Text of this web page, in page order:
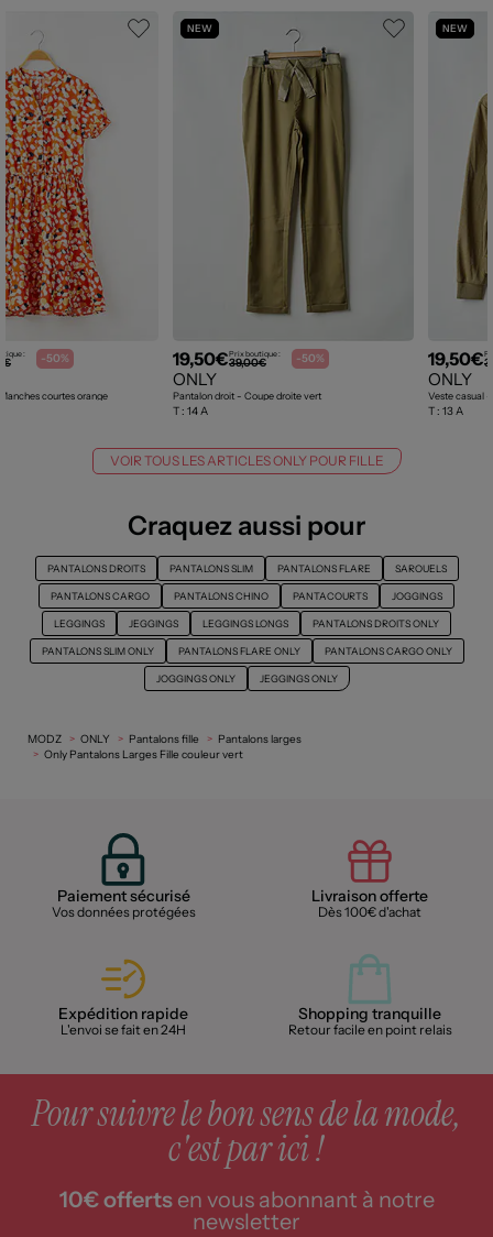
: -50%
courtes orange
NEW
19,50€Prix boutique :
39,00€ -50%
ONLY
Pantalon droit - Coupe droite vert
T : 14 A
NEW
19,50€
ONLY
Veste casual
T : 13 A
VOIR TOUS LES ARTICLES ONLY POUR FILLE
Craquez aussi pour
PANTALONS DROITS PANTALONS SLIM PANTALONS FLARE SAROUELS
PANTALONS CARGO PANTALONS CHINO PANTACOURTS JOGGINGS
LEGGINGS JEGGINGS LEGGINGS LONGS PANTALONS DROITS ONLY
PANTALONS SLIM ONLY PANTALONS FLARE ONLY PANTALONS CARGO ONLY
JOGGINGS ONLY JEGGINGS ONLY
MODZ ONLY Pantalons fille
Pantalons larges
Only Pantalons Larges Fille couleur vert
Paiement sécurisé
Vos données protégées
Livraison offerte
Dès 100€ d'achat
Expédition rapide
L'envoi se fait en 24H
Shopping tranquille
Retour facile en point relais
Pour suivre le bon sens de la mode,
c'est par ici !
10€ offertsen vous abonnant à notre
newsletter